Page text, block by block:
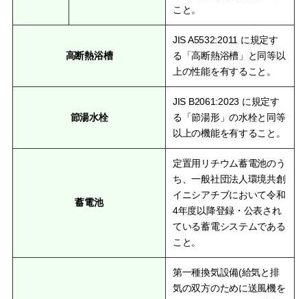
こと。
高断熱浴槽
JIS A5532:2011 に規定す
る「高断熱浴槽」と同等以
上の性能を有すること。
節湯水栓
JIS B2061:2023 に規定す
る「節湯形」の水栓と同等
以上の機能を有すること。
蓄電池
定置用リチウム蓄電池のう
ち、一般社団法人環境共創
イニシアチブにおいて令和
4年度以降登録・公表され
ている蓄電システムである
こと。
第一種換気設備(給気と排
気の双方のために送風機を